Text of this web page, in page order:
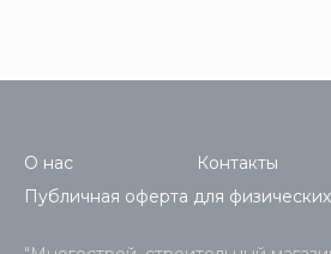
О нас Контакты
Публичная оферта для